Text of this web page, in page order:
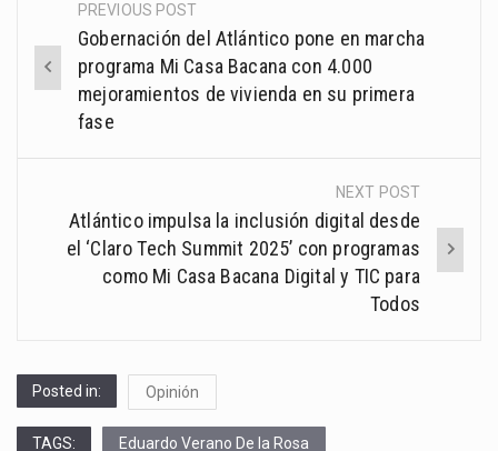
Post
navigation
PREVIOUS POST
Gobernación del Atlántico pone en marcha
programa Mi Casa Bacana con 4.000
mejoramientos de vivienda en su primera
fase
NEXT POST
Atlántico impulsa la inclusión digital desde
el ‘Claro Tech Summit 2025’ con programas
como Mi Casa Bacana Digital y TIC para
Todos
Posted in: Opinión
TAGS: Eduardo Verano De la Rosa